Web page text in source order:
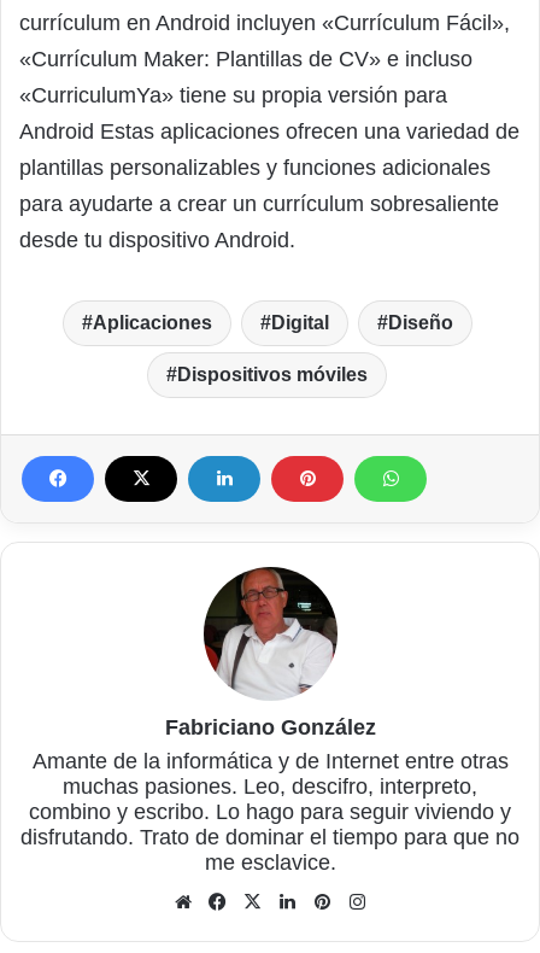
currículum en Android incluyen «Currículum Fácil»,
«Currículum Maker: Plantillas de CV» e incluso
«CurriculumYa» tiene su propia versión para
Android Estas aplicaciones ofrecen una variedad de
plantillas personalizables y funciones adicionales
para ayudarte a crear un currículum sobresaliente
desde tu dispositivo Android.
Aplicaciones Digital Diseño
Dispositivos móviles
Fabriciano González
Amante de la informática y de Internet entre otras
muchas pasiones. Leo, descifro, interpreto,
combino y escribo. Lo hago para seguir viviendo y
disfrutando. Trato de dominar el tiempo para que no
me esclavice.
Sitio
Facebook
X LinkedInPinterest